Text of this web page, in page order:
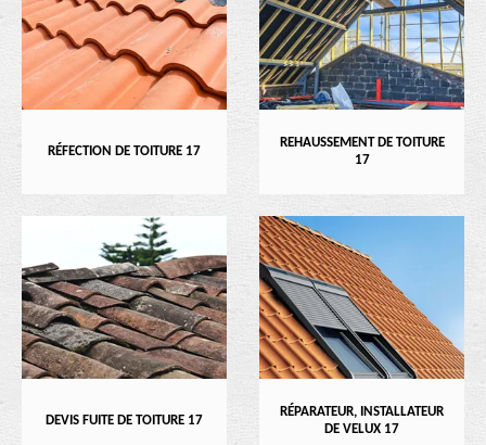
RÉFECTION DE TOITURE 17
REHAUSSEMENT DE TOITURE
17
DEVIS FUITE DE TOITURE 17
RÉPARATEUR, INSTALLATEUR
DE VELUX 17